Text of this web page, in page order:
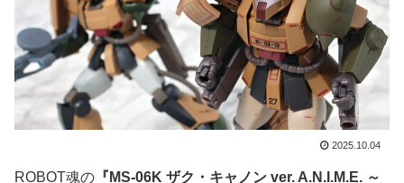
2025.10.04
ROBOT魂の 『MS-06K ザク・キャノン ver. A.N.I.M.E. ～